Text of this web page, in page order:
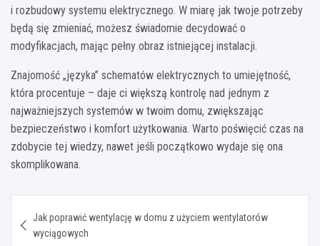
i rozbudowy systemu elektrycznego. W miarę jak twoje potrzeby
będą się zmieniać, możesz świadomie decydować o
modyfikacjach, mając pełny obraz istniejącej instalacji.
Znajomość „języka” schematów elektrycznych to umiejętność,
która procentuje – daje ci większą kontrolę nad jednym z
najważniejszych systemów w twoim domu, zwiększając
bezpieczeństwo i komfort użytkowania. Warto poświęcić czas na
zdobycie tej wiedzy, nawet jeśli początkowo wydaje się ona
skomplikowana.
wpisu
Jak poprawić wentylację w domu z użyciem wentylatorów
wyciągowych